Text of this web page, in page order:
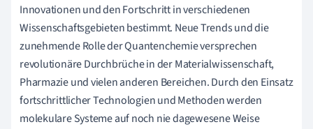
Innovationen und den Fortschritt in verschiedenen
Wissenschaftsgebieten bestimmt. Neue Trends und die
zunehmende Rolle der Quantenchemie versprechen
revolutionäre Durchbrüche in der Materialwissenschaft,
Pharmazie und vielen anderen Bereichen. Durch den Einsatz
fortschrittlicher Technologien und Methoden werden
molekulare Systeme auf noch nie dagewesene Weise